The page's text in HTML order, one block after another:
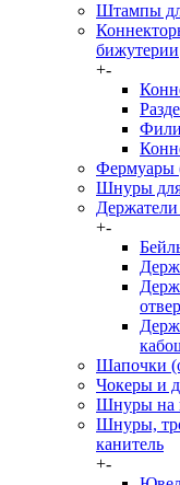
Штампы
бижутерии
+-
Фермуары
Шнуры для
+-
Шапочки
Чокеры и
Шнуры на
Шнуры,
канитель
+-